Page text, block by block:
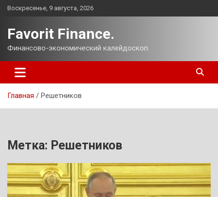
Перейти
Воскресенье, 9 августа, 2026
Favorit Finance.
Финансово-экономический калейдоскоп.
Главная Решетников
Метка: Решетников